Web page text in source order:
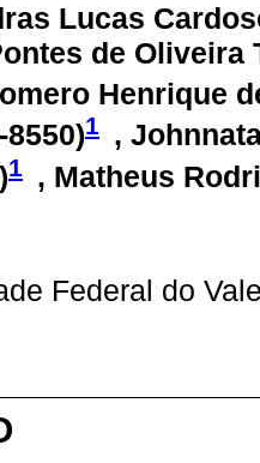
Lucas
de Oliveira
Henrique
8550)1 ,
)1 , Matheus
Federal do